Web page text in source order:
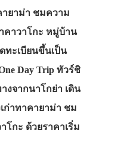
ายาม่า ชมความ
คาวาโกะ หมู่บ้าน
ทะเบียนขึ้นเป็น
Day Trip ทัวร์ชิ
งจากนาโกย่า เดิน
ก่าทาคายาม่า ชม
โกะ ด้วยราคาเริ่ม